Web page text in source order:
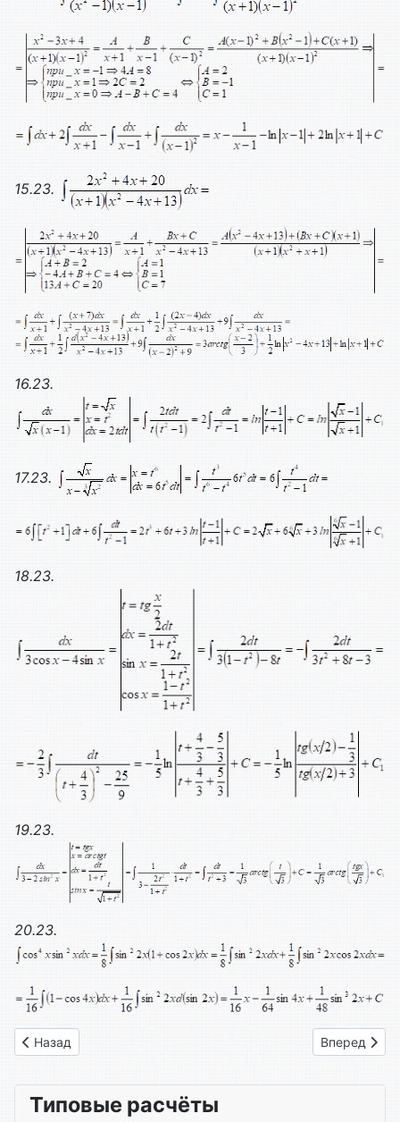
15.23.
16.23.
17.23.
18.23.
19.23.
20.23.
Предыдущий: Вариант № 22
Назад Следующий:
Вперед
Типовые расчёты